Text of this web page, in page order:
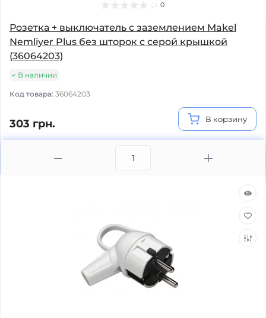
0
Розетка + выключатель с заземлением Makel
Nemliyer Plus без шторок с серой крышкой
(36064203)
В наличии
Код товара: 36064203
303 грн. В корзину